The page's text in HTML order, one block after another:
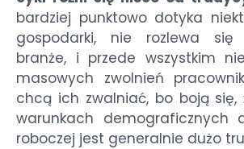
bardziej punktowo dotyka
gospodarki, nie rozlewa się
branże, i przede wszystkim
masowych zwolnień
chcą ich zwalniać, bo boją się,
warunkach demograficznych
roboczej jest generalnie dużo